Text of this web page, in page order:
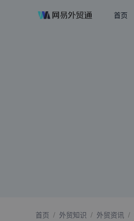
首页
首页 / 外贸知识 / 外贸资讯 /